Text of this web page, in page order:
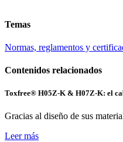
Temas
Normas, reglamentos y
Contenidos relacionados
Toxfree® H05Z-K & H07Z-K: el
Gracias al diseño de sus
Leer más